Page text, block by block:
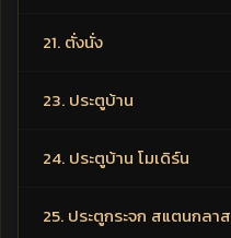
21. ตั่งนั่ง
23. ประตูบ้าน
24. ประตูบ้าน โมเดิร์น
25. ประตูกระจก สแตนกลาส